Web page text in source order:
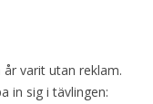
varit utan reklam.
in sig i tävlingen: